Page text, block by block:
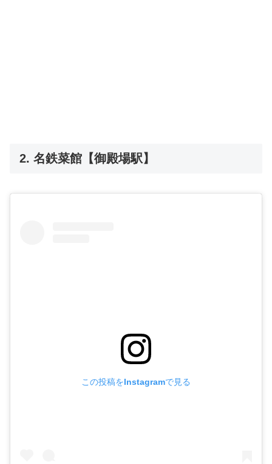
2. 名鉄菜館【御殿場駅】
この投稿をInstagramで見る